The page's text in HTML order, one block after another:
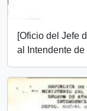
[Oficio del Jefe
al Intendente